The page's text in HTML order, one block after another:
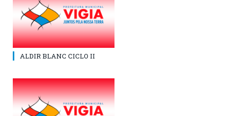
ALDIR BLANC CICLO II